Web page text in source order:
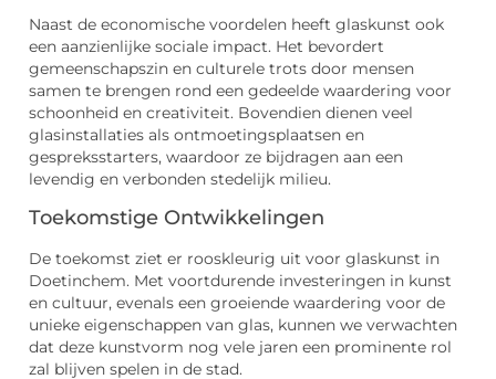
Naast de economische voordelen heeft glaskunst ook
een aanzienlijke sociale impact. Het bevordert
gemeenschapszin en culturele trots door mensen
samen te brengen rond een gedeelde waardering voor
schoonheid en creativiteit. Bovendien dienen veel
glasinstallaties als ontmoetingsplaatsen en
gespreksstarters, waardoor ze bijdragen aan een
levendig en verbonden stedelijk milieu.
Toekomstige Ontwikkelingen
De toekomst ziet er rooskleurig uit voor glaskunst in
Doetinchem. Met voortdurende investeringen in kunst
en cultuur, evenals een groeiende waardering voor de
unieke eigenschappen van glas, kunnen we verwachten
dat deze kunstvorm nog vele jaren een prominente rol
zal blijven spelen in de stad.